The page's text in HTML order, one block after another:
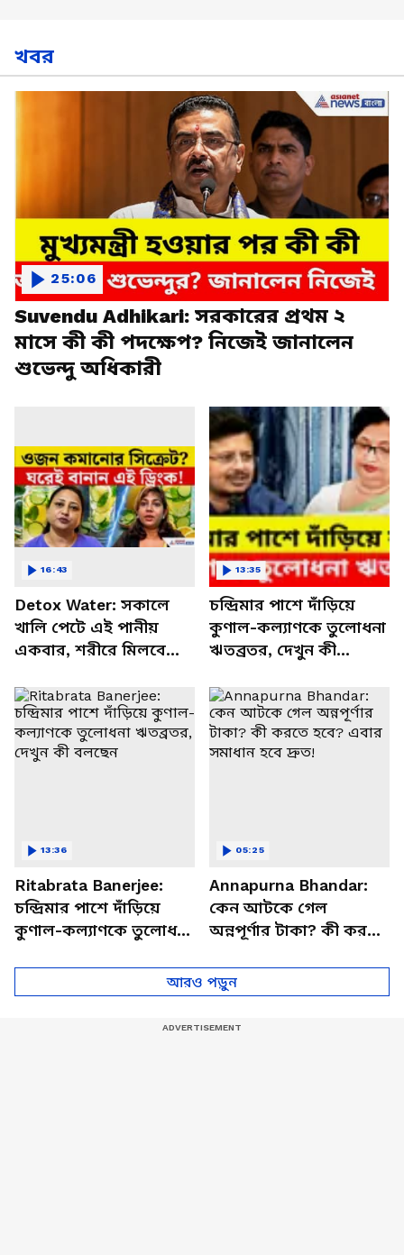
খবর
Suvendu Adhikari: সরকারের প্রথম ২
মাসে কী কী পদক্ষেপ? নিজেই জানালেন
শুভেন্দু অধিকারী
25:06
Detox Water: সকালে
খালি পেটে এই পানীয়
একবার, শরীরে মিলবে
আজ থেকেই শুরু করুন
16:43
চন্দ্রিমার পাশে দাঁড়িয়ে
কুণাল-কল্যাণকে তুলোধনা
ঋতব্রতর, দেখুন কী
13:35
Ritabrata Banerjee:
চন্দ্রিমার পাশে দাঁড়িয়ে
কুণাল-কল্যাণকে তুলোধনা
13:36
Annapurna Bhandar:
কেন আটকে গেল
অন্নপূর্ণার টাকা? কী করতে
দ্রুত!
05:25
আরও পড়ুন